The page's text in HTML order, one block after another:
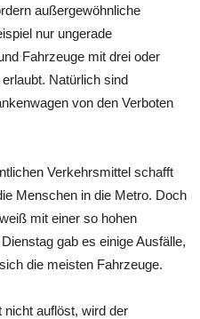
außergewöhnliche
nur ungerade
Fahrzeuge mit drei oder
Natürlich sind
von den Verboten
Verkehrsmittel schafft
Menschen in die Metro. Doch
mit einer so hohen
gab es einige Ausfälle,
die meisten Fahrzeuge.
auflöst, wird der